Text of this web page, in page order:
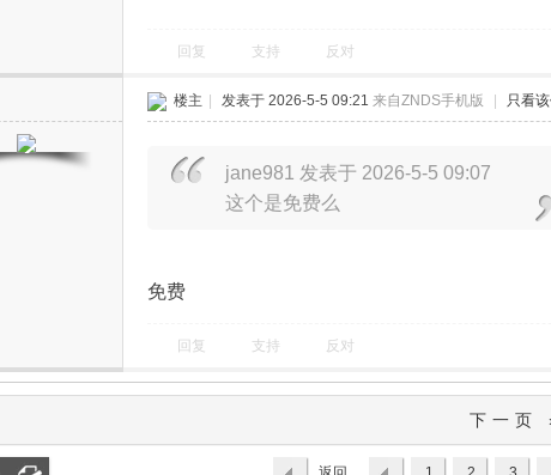
回复 支持 反对
楼主 发表于 2026-5-5 09:21 来自ZNDS手机版 只看
jane981 发表于 2026-5-5 09:07
这个是免费么
免费
回复 支持 反对
下一页